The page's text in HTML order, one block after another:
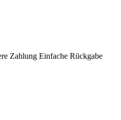
Zahlung Einfache Rückgabe